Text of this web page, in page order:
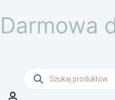
do
treści
Darmowa
produktów